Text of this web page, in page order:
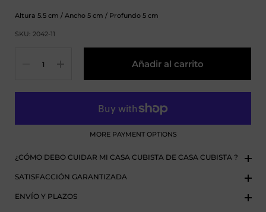
Altura 5.5 cm / Ancho 5 cm / Profundo 5 cm
SKU: 2042-11
Añadir al carrito
MORE PAYMENT OPTIONS
¿CÓMO DEBO CUIDAR MI CASA CUBISTA DE CASA CUBISTA ?
SATISFACCIÓN GARANTIZADA
ENVÍO Y PLAZOS